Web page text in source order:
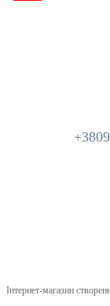
Інтернет-магазин